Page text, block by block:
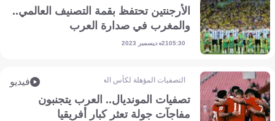
الأرجنتين تحتفظ بقمة التصنيف العالمي..
والمغرب في صدارة العرب
05:3021 ديسمبر 2023
التصفيات المؤهلة لكأس العالم - إفريقيا فيديو
تصفيات المونديال.. العرب يتجنبون
مفاجآت جولة تعثر كبار أفريقيا